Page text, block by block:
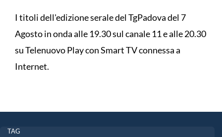
I titoli dell'edizione serale del TgPadova del 7
Agosto in onda alle 19.30 sul canale 11 e alle 20.30
su Telenuovo Play con Smart TV connessa a
Internet.
TAG